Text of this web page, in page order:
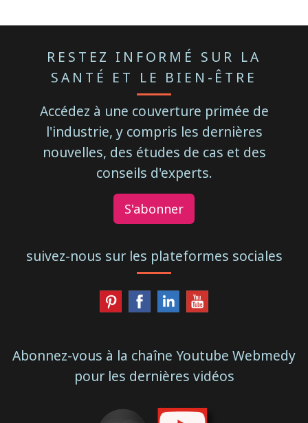
RESTEZ INFORMÉ SUR LA
SANTÉ ET LE BIEN-ÊTRE
Accédez à une couverture primée de
l'industrie, y compris les dernières
nouvelles, des études de cas et des
conseils d'experts.
S'abonner
suivez-nous sur les plateformes sociales
Abonnez-vous à la chaîne Youtube Webmedy
pour les dernières vidéos